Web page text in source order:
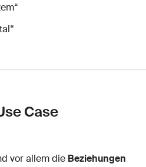
Case
vor allem die Beziehungen